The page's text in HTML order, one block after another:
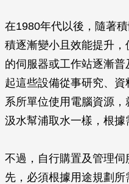
在1980年代以後，隨著
積逐漸變小且效能提升
的伺服器或工作站逐漸
起這些設備從事研究、
系所單位使用電腦資源
汲水幫浦取水一樣，根據
不過，自行購置及管理
先，必須根據用途規劃